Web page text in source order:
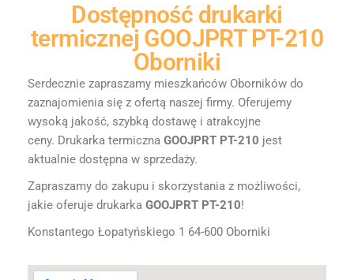
Dostępność drukarki
termicznej GOOJPRT PT-210
Oborniki
Serdecznie zapraszamy mieszkańców Oborników do
zaznajomienia się z ofertą naszej firmy. Oferujemy
wysoką jakość, szybką dostawę i atrakcyjne
ceny. Drukarka termiczna GOOJPRT PT-210 jest
aktualnie dostępna w sprzedaży.
Zapraszamy do zakupu i skorzystania z możliwości,
jakie oferuje drukarka GOOJPRT PT-210!
Konstantego Łopatyńskiego 1 64-600 Oborniki